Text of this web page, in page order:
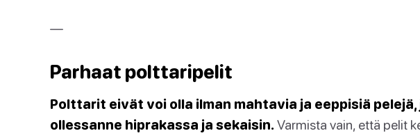
—
Parhaat polttaripelit
Polttarit eivät voi olla ilman mahtavia ja eeppisiä
ollessanne hiprakassa ja sekaisin. Varmista vain, että pelit